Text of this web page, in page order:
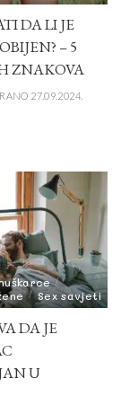
DA LI JE
– 5
ZNAKOVA
27.09.2024.
Sex savjeti
DA JE
U